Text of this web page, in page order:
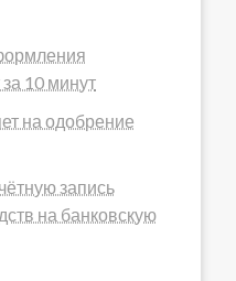
10 минут
на одобрение
запись
на банковскую